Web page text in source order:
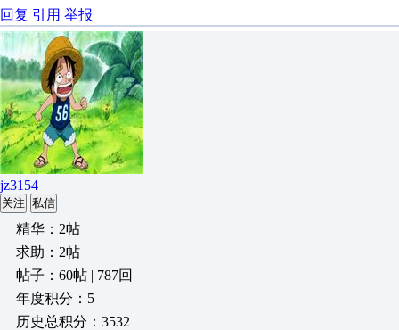
回复 引用 举报
jz3154
关注 私信
精华：2帖
求助：2帖
帖子：60帖 | 787回
年度积分：5
历史总积分：3532